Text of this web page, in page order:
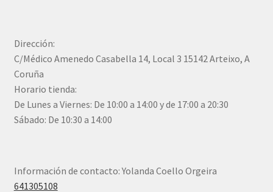
Dirección:
C/Médico Amenedo Casabella 14, Local 3 15142 Arteixo, A
Coruña
Horario tienda:
De Lunes a Viernes: De 10:00 a 14:00 y de 17:00 a 20:30
Sábado: De 10:30 a 14:00
Información de contacto: Yolanda Coello Orgeira
641305108